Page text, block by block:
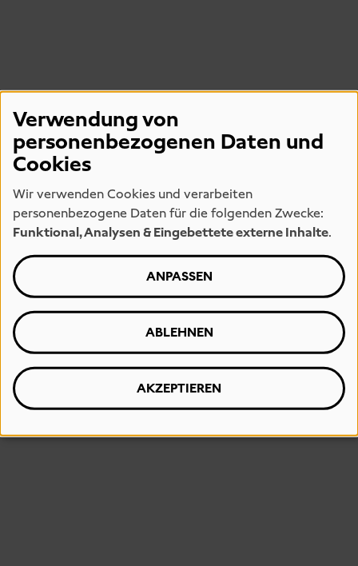
Verwendung von
personenbezogenen Daten und
Cookies
Wir verwenden Cookies und verarbeiten
personenbezogene Daten für die folgenden Zwecke:
Funktional, Analysen & Eingebettete externe Inhalte.
ANPASSEN
ABLEHNEN
AKZEPTIEREN